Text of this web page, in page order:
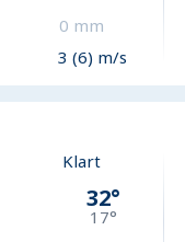
0 mm
3 (6) m/s
Klart
32°
17°